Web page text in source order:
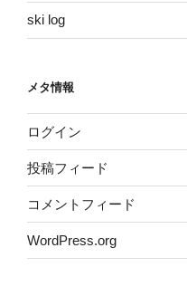
ski log
メタ情報
ログイン
投稿フィード
コメントフィード
WordPress.org